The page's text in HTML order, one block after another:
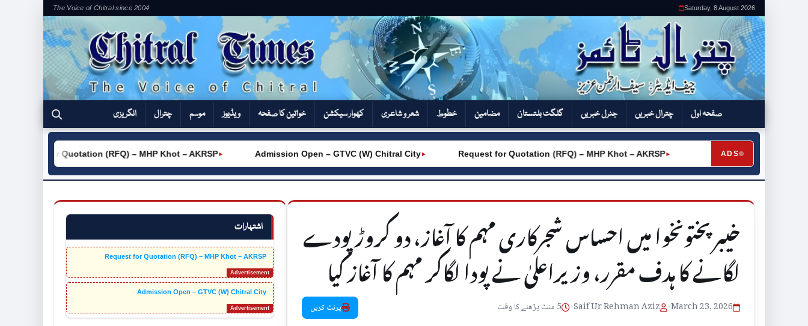
The Voice of Chitral since 2004 Saturday, 8 August 2026
صفحہ اول چترال خبریں جنرل خبریں گلگت بلتستان مضامین خطوط شعر و شاعری کھوار سیکشن‎ خواتین کا صفحہ ویڈیوز موسم چترال انگریزی
ADS
►
for Quotation (RFQ) – MHP Khot – AKRSP ►
Request for Quotation (RFQ) – MHP Khot – AKRSP
►
Admission Open – GTVC (W) Chitral City
اشتہارات
Request for Quotation (RFQ) – MHP Khot – AKRSP
Admission Open – GTVC (W) Chitral City
خیبر پختونخوا میں احساس شجرکاری مہم کا آغاز، دو کروڑ پودے
لگانے کا ہدف مقرر، وزیراعلیٰ نے پودا لگاکر مہم کا آغاز کیا
March 23, 2026
•
Saif Ur Rehman Aziz
• 5 منٹ پڑھنے کا وقت پرنٹ کریں